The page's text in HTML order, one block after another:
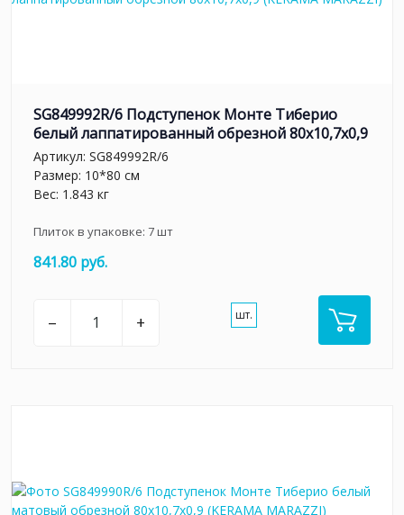
SG849992R/6 Подступенок Монте Тиберио
белый лаппатированный обрезной 80x10,7x0,9
Артикул: SG849992R/6
Размер: 10*80 см
Вес: 1.843 кг
Плиток в упаковке: 7шт
841.80 руб.
– + шт.